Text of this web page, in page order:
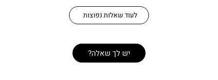
לעוד שאלות נפוצות
יש לך שאלה?